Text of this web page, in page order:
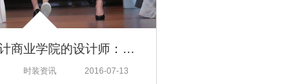
美国时尚设计商业学院的设计师：时尚新观察
时装资讯 2016-07-13